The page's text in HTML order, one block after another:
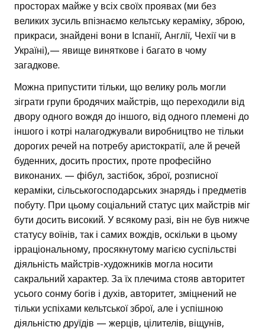
просторах майже у всіх своїх проявах (ми без
великих зусиль впізнаємо кельтську кераміку, зброю,
прикраси, знайдені вони в Іспанії, Англії, Чехії чи в
Україні),— явище виняткове і багато в чому
загадкове.
Можна припустити тільки, що велику роль могли
зіграти групи бродячих майстрів, що переходили від
двору одного вождя до іншого, від одного племені до
іншого і котрі налагоджували виробництво не тільки
дорогих речей на потребу аристократії, але й речей
буденних, досить простих, проте професійно
виконаних. — фібул, застібок, зброї, розписної
кераміки, сільськогосподарських знарядь і предметів
побуту. При цьому соціальний статус цих майстрів міг
бути досить високий. У всякому разі, він не був нижче
статусу воїнів, так і самих вождів, оскільки в цьому
ірраціональному, просякнутому магією суспільстві
діяльність майстрів-художників могла носити
сакральний характер. За їх плечима стояв авторитет
усього сонму богів і духів, авторитет, зміцнений не
тільки успіхами кельтської зброї, але і успішною
діяльністю друїдів — жерців, цілителів, віщунів,